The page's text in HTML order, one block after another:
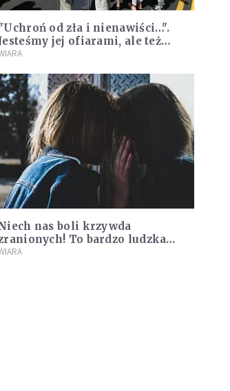
od zła i nienawiści…".
jej ofiarami, ale też
nas boli krzywda
To bardzo ludzka
to oznaka bliskości